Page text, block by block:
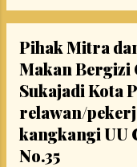
yang
terima
Pihak Mitra
Makan Bergizi
Sukajadi Kota
relawan/
kangkangi UU
No.35